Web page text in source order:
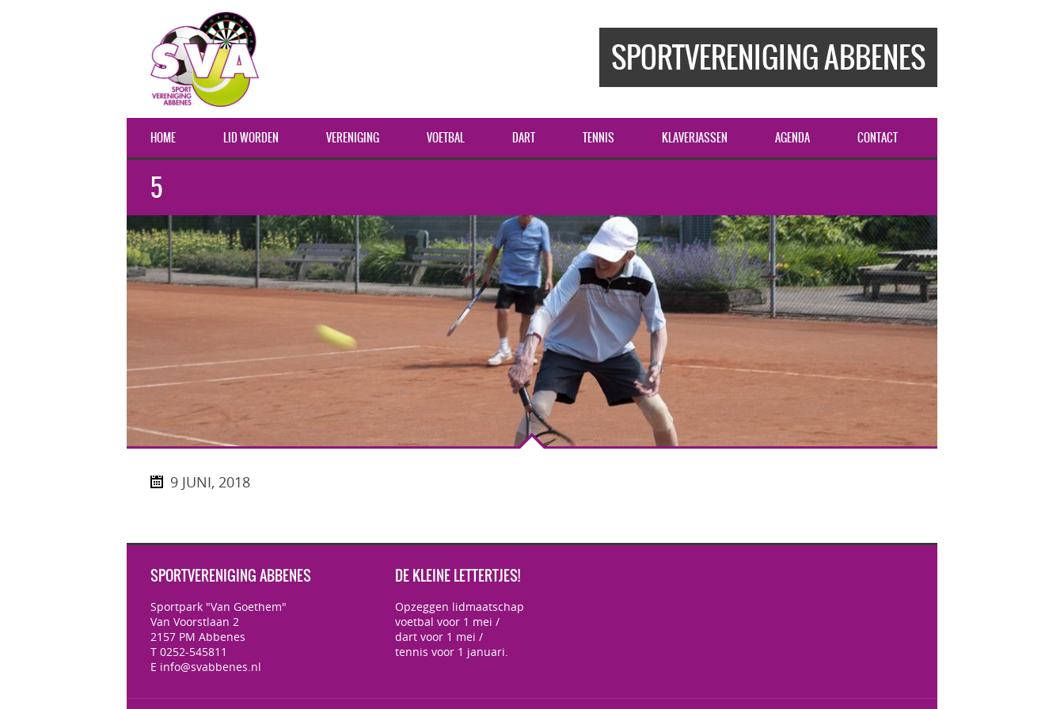
SPORTVERENIGING ABBENES
HOME LID WORDEN VERENIGING VOETBAL DART TENNIS KLAVERJASSEN AGENDA CONTACT
5
9 JUNI, 2018
SPORTVERENIGING ABBENES
Sportpark "Van Goethem"
Van Voorstlaan 2
2157 PM Abbenes
T 0252-545811
E info@svabbenes.nl
DE KLEINE LETTERTJES!
Opzeggen lidmaatschap
voetbal voor 1 mei /
dart voor 1 mei /
tennis voor 1 januari.